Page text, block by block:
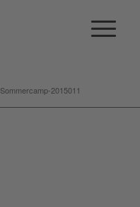
Sommercamp-2015011